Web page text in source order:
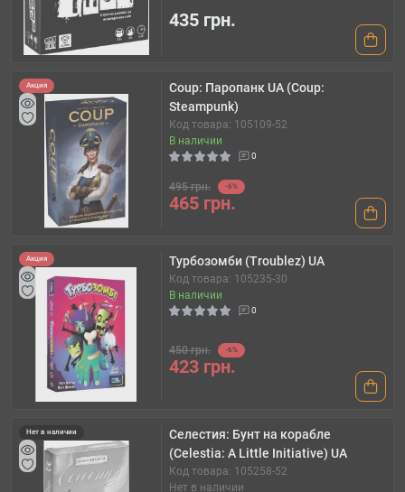
435 грн.
Акция
Coup: Паропанк UA (Coup:
Steampunk)
Код товара: 105109-52
В наличии
0
495 грн. -6%
465 грн.
Акция Турбозомби (Troublez) UA
Код товара: 105235-30
В наличии
0
450 грн. -6%
423 грн.
Нет в наличии
Селестия: Бунт на корабле
(Celestia: A Little Initiative) UA
Код товара: 105258-52
Нет в наличии